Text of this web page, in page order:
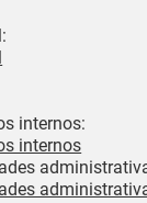
internos:
internos